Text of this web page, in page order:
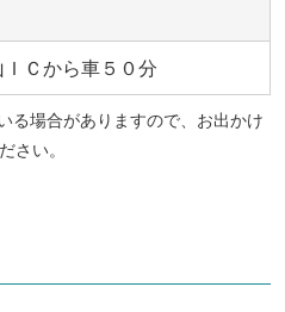
Ｃから車５０分
る場合がありますので、お出かけ
さい。